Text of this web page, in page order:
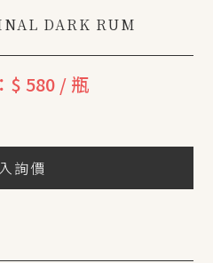
DARK RUM
$ 580 / 瓶
詢價